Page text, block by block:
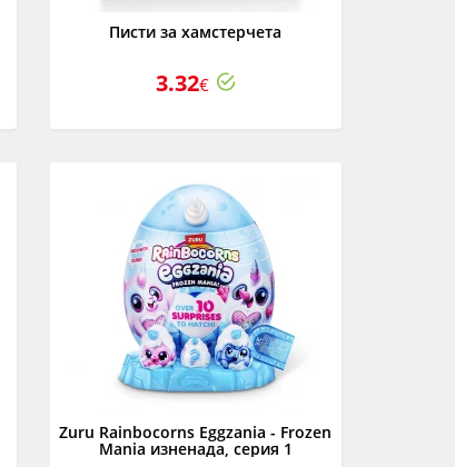
Писти за хамстерчета
3.32€
Zuru Rainbocorns Eggzania - Frozen
Mania изненада, серия 1